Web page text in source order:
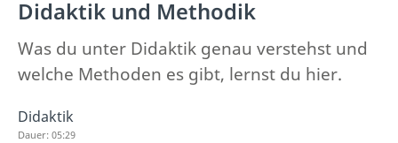
Didaktik und Methodik
Was du unter Didaktik genau verstehst und
welche Methoden es gibt, lernst du hier.
Didaktik
Dauer: 05:29